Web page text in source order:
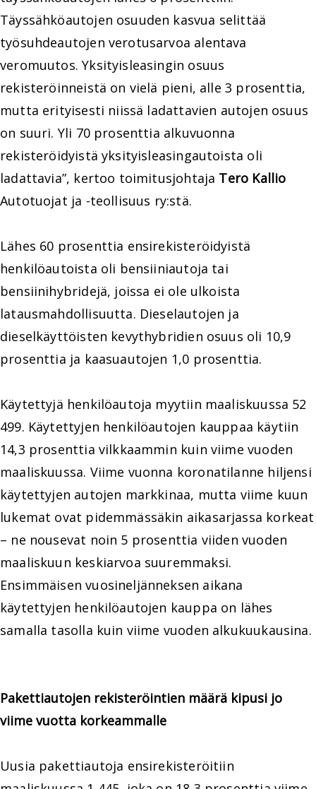
Täyssähköautojen osuuden kasvua selittää
työsuhdeautojen verotusarvoa alentava
veromuutos. Yksityisleasingin osuus
rekisteröinneistä on vielä pieni, alle 3 prosenttia,
mutta erityisesti niissä ladattavien autojen osuus
on suuri. Yli 70 prosenttia alkuvuonna
rekisteröidyistä yksityisleasingautoista oli
ladattavia”, kertoo toimitusjohtaja Tero Kallio
Autotuojat ja -teollisuus ry:stä.
Lähes 60 prosenttia ensirekisteröidyistä
henkilöautoista oli bensiiniautoja tai
bensiinihybridejä, joissa ei ole ulkoista
latausmahdollisuutta. Dieselautojen ja
dieselkäyttöisten kevythybridien osuus oli 10,9
prosenttia ja kaasuautojen 1,0 prosenttia.
Käytettyjä henkilöautoja myytiin maaliskuussa 52
499. Käytettyjen henkilöautojen kauppaa käytiin
14,3 prosenttia vilkkaammin kuin viime vuoden
maaliskuussa. Viime vuonna koronatilanne hiljensi
käytettyjen autojen markkinaa, mutta viime kuun
lukemat ovat pidemmässäkin aikasarjassa korkeat
– ne nousevat noin 5 prosenttia viiden vuoden
maaliskuun keskiarvoa suuremmaksi.
Ensimmäisen vuosineljänneksen aikana
käytettyjen henkilöautojen kauppa on lähes
samalla tasolla kuin viime vuoden alkukuukausina.
Pakettiautojen rekisteröintien määrä kipusi jo
viime vuotta korkeammalle
Uusia pakettiautoja ensirekisteröitiin